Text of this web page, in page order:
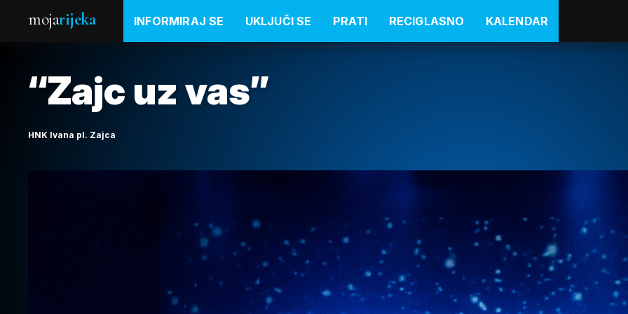
mojarijeka INFORMIRAJ SE UKLJUČI SE PRATI RECIGLASNO KALENDAR
“Zajc uz vas”
HNK Ivana pl. Zajca